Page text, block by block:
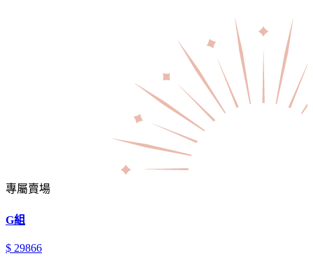
專屬賣場
G組
$ 29866